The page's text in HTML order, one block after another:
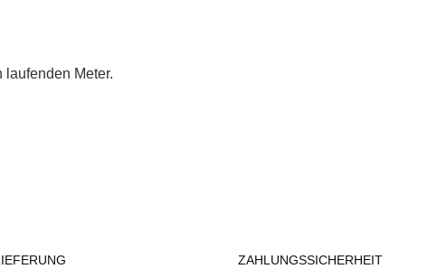
laufenden Meter.
ZAHLUNGSSICHERHEIT